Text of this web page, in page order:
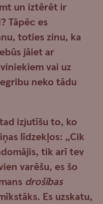
un iztērēt ir
Tāpēc es
toties zinu, ka
jāiet ar
vai uz
neko tādu
izjutīšu to, ko
līdzekļos: „Cik
tik arī tev
varēšu, es šo
drošības
Es uzskatu,